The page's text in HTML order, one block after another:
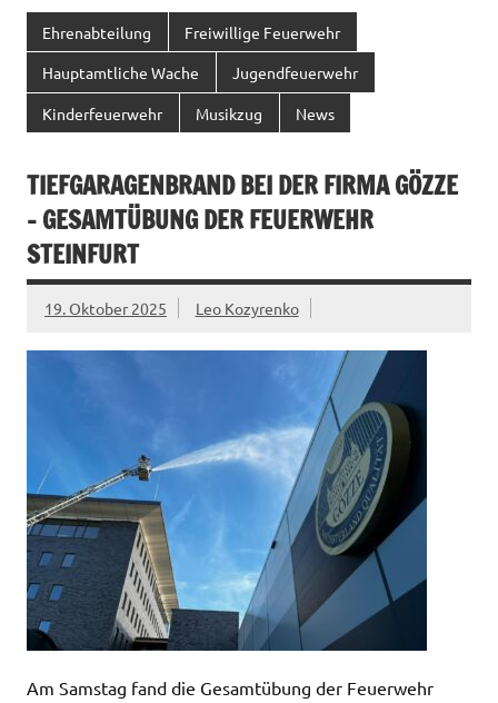
Ehrenabteilung Freiwillige Feuerwehr
Hauptamtliche Wache Jugendfeuerwehr
Kinderfeuerwehr Musikzug News
TIEFGARAGENBRAND BEI DER FIRMA GÖZZE
– GESAMTÜBUNG DER FEUERWEHR
STEINFURT
19. Oktober 2025 Leo Kozyrenko
Am Samstag fand die Gesamtübung der Feuerwehr